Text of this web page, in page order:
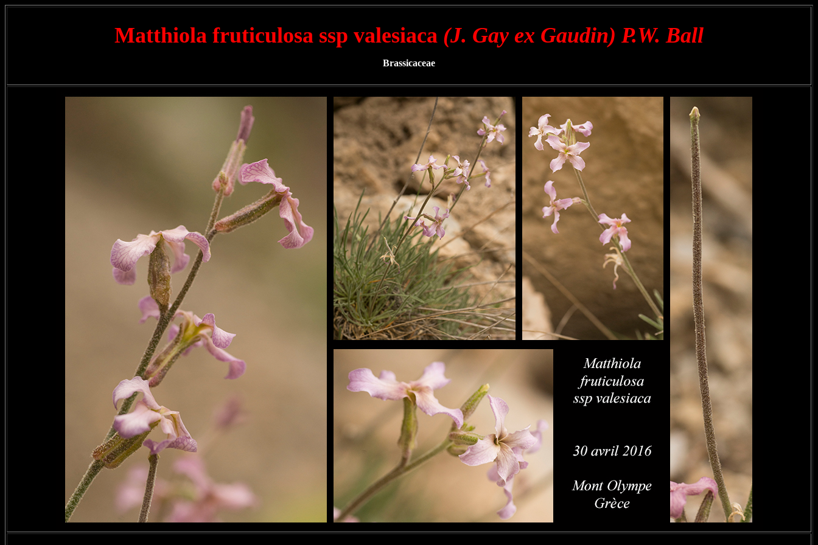
Matthiola fruticulosa ssp valesiaca (J. Gay ex Gaudin) P.W. Ball
Brassicaceae